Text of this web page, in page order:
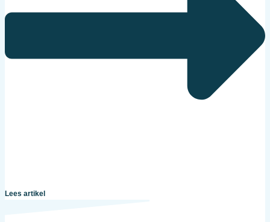
Lees artikel